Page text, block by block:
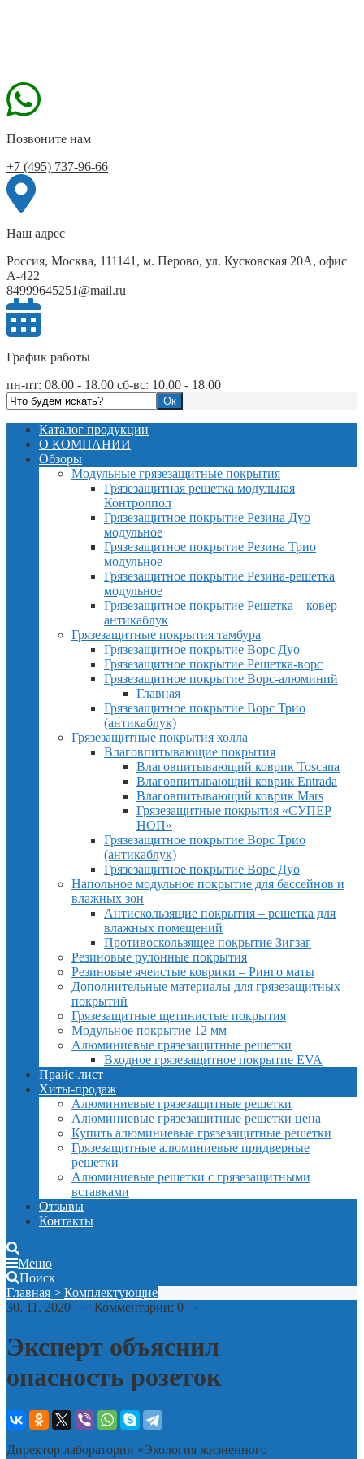
Позвоните нам
+7 (495) 737-96-66
Наш адрес
Россия, Москва, 111141, м. Перово, ул. Кусковская 20А, офис
А-422
84999645251@mail.ru
График работы
пн-пт: 08.00 - 18.00 сб-вс: 10.00 - 18.00
Каталог продукции
О КОМПАНИИ
Обзоры
Модульные грязезащитные покрытия
Грязезащитная решетка модульная
Контролпол
Грязезащитное покрытие Резина Дуо
модульное
Грязезащитное покрытие Резина Трио
модульное
Грязезащитное покрытие Резина-решетка
модульное
Грязезащитное покрытие Решетка – ковер
антикаблук
Грязезащитные покрытия тамбура
Грязезащитное покрытие Ворс Дуо
Грязезащитное покрытие Решетка-ворс
Грязезащитное покрытие Ворс-алюминий
Главная
Грязезащитное покрытие Ворс Трио
(антикаблук)
Грязезащитные покрытия холла
Влаговпитывающие покрытия
Влаговпитывающий коврик Toscana
Влаговпитывающий коврик Entrada
Влаговпитывающий коврик Mars
Грязезащитные покрытия «СУПЕР
НОП»
Грязезащитное покрытие Ворс Трио
(антикаблук)
Грязезащитное покрытие Ворс Дуо
Напольное модульное покрытие для бассейнов и
влажных зон
Антискользящие покрытия – решетка для
влажных помещений
Противоскользящее покрытие Зигзаг
Резиновые рулонные покрытия
Резиновые ячеистые коврики – Ринго маты
Дополнительные материалы для грязезащитных
покрытий
Грязезащитные щетинистые покрытия
Модульное покрытие 12 мм
Алюминиевые грязезащитные решетки
Входное грязезащитное покрытие EVA
Прайс-лист
Хиты-продаж
Алюминиевые грязезащитные решетки
Алюминиевые грязезащитные решетки цена
Купить алюминиевые грязезащитные решетки
Грязезащитные алюминиевые придверные
решетки
Алюминиевые решетки с грязезащитными
вставками
Отзывы
Контакты
Меню
Поиск
Главная > Комплектующие
30. 11. 2020 · Комментарии: 0 ·
Эксперт объяснил
опасность розеток
Директор лаборатории «Экология жизненного